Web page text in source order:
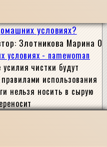
условиях?
Злотникова Марина 0
чистки будут
использования
нельзя носить в сырую